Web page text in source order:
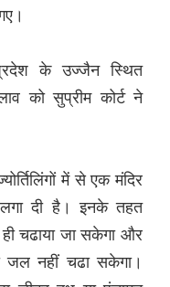
के उज्जैन स्थित
को सुप्रीम कोर्ट ने
में से एक मंदिर
दी है। इनके तहत
चढाया जा सकेगा और
जल नहीं चढा सकेगा।